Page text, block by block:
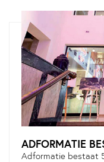
ADFORMATIE
Adformatie bestaat